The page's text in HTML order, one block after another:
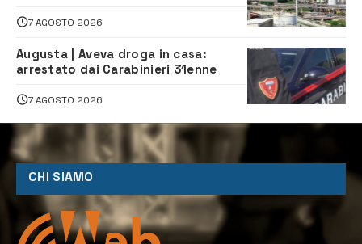
7 AGOSTO 2026
Augusta | Aveva droga in casa:
arrestato dai Carabinieri 31enne
7 AGOSTO 2026
CHI SIAMO